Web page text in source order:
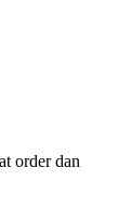
order dan